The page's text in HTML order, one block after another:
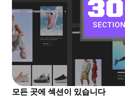
모든 곳에 섹션이 있습니다